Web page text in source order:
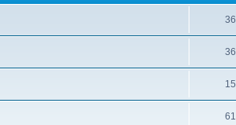
36
36
15
61